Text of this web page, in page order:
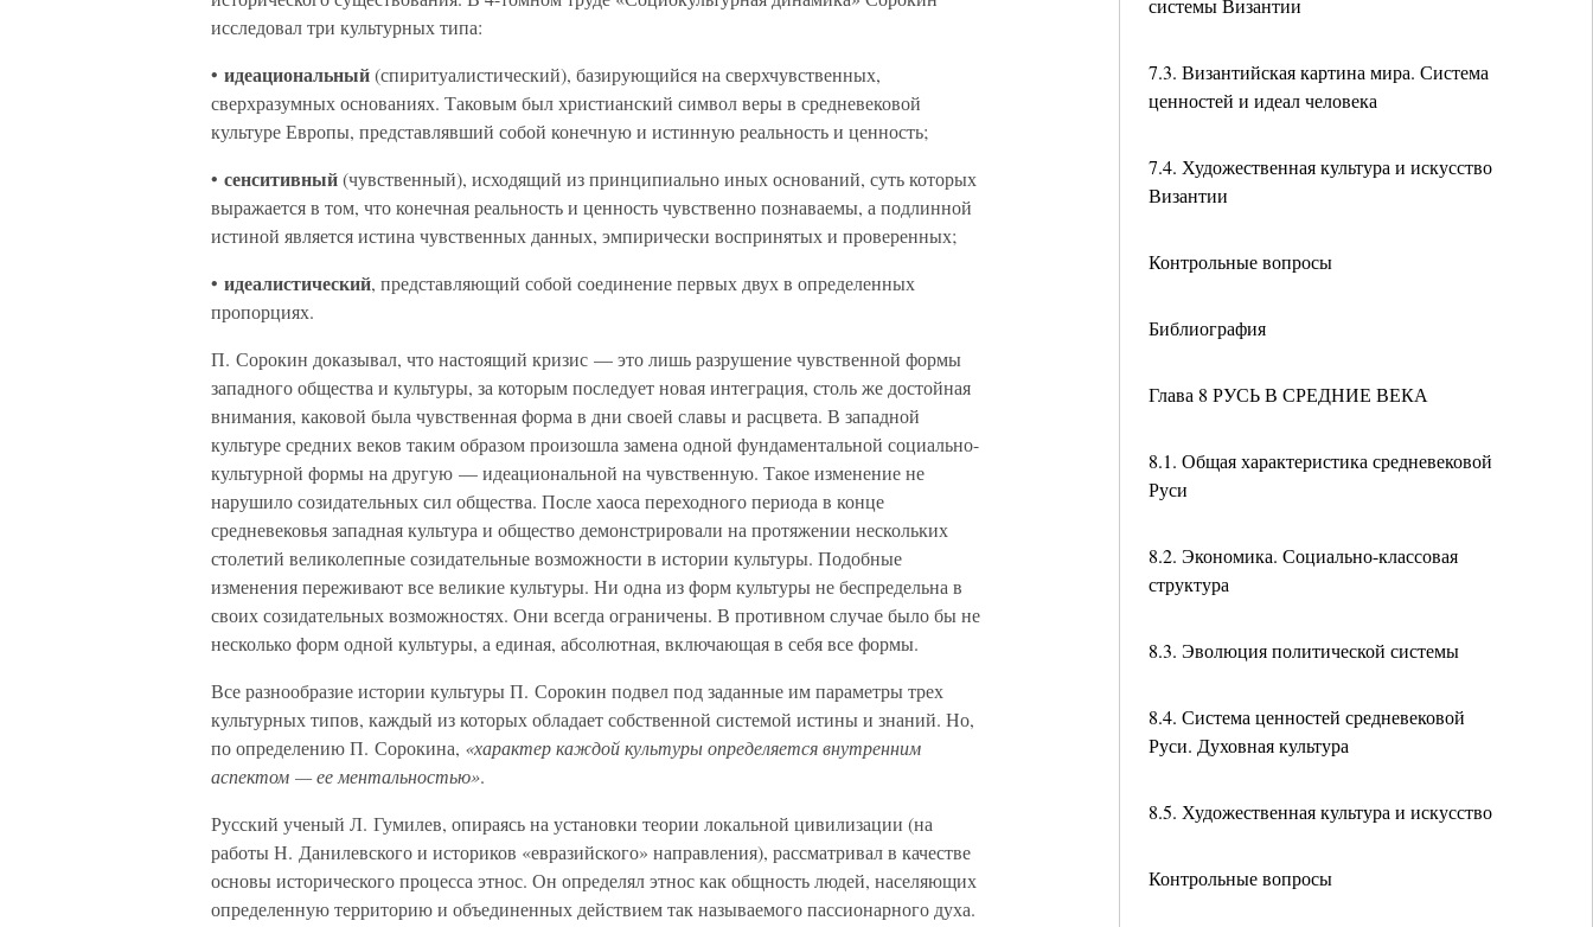
системы Византии
7.3. Византийская картина мира. Система
ценностей и идеал человека
7.4. Художественная культура и искусство
Византии
Контрольные вопросы
Библиография
Глава 8 РУСЬ В СРЕДНИЕ ВЕКА
8.1. Общая характеристика средневековой
Руси
8.2. Экономика. Социально-классовая
структура
8.3. Эволюция политической системы
8.4. Система ценностей средневековой
Руси. Духовная культура
8.5. Художественная культура и искусство
Контрольные вопросы
исследовал три культурных типа:
• идеациональный(спиритуалистический), базирующийся на сверхчувственных,
сверхразумных основаниях. Таковым был христианский символ веры в средневековой
культуре Европы, представлявший собой конечную и истинную реальность и ценность;
• сенситивный(чувственный), исходящий из принципиально иных оснований, суть которых
выражается в том, что конечная реальность и ценность чувственно познаваемы, а подлинной
истиной является истина чувственных данных, эмпирически воспринятых и проверенных;
• идеалистический, представляющий собой соединение первых двух в определенных
пропорциях.
П. Сорокин доказывал, что настоящий кризис — это лишь разрушение чувственной формы
западного общества и культуры, за которым последует новая интеграция, столь же достойная
внимания, каковой была чувственная форма в дни своей славы и расцвета. В западной
культуре средних веков таким образом произошла замена одной фундаментальной социально-
культурной формы на другую — идеациональной на чувственную. Такое изменение не
нарушило созидательных сил общества. После хаоса переходного периода в конце
средневековья западная культура и общество демонстрировали на протяжении нескольких
столетий великолепные созидательные возможности в истории культуры. Подобные
изменения переживают все великие культуры. Ни одна из форм культуры не беспредельна в
своих созидательных возможностях. Они всегда ограничены. В противном случае было бы не
несколько форм одной культуры, а единая, абсолютная, включающая в себя все формы.
Все разнообразие истории культуры П. Сорокин подвел под заданные им параметры трех
культурных типов, каждый из которых обладает собственной системой истины и знаний. Но,
по определению П. Сорокина, «характер каждой культуры определяется внутренним
аспектом — ее ментальностью».
Русский ученый Л. Гумилев, опираясь на установки теории локальной цивилизации (на
работы Н. Данилевского и историков «евразийского» направления), рассматривал в качестве
основы исторического процесса этнос. Он определял этнос как общность людей, населяющих
определенную территорию и объединенных действием так называемого пассионарного духа.